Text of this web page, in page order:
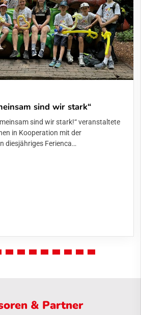
sind wir stark“
sind wir stark!“ veranstaltete
in Kooperation mit der
diesjähriges Ferienca…
& Partner